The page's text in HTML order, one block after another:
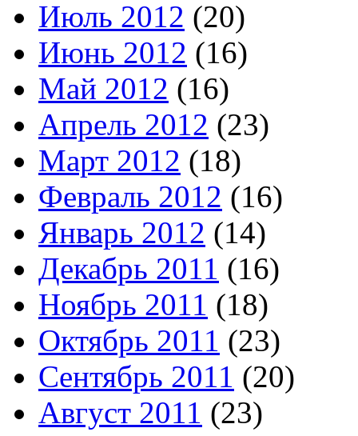
Июль 2012 (20)
Июнь 2012 (16)
Май 2012 (16)
Апрель 2012 (23)
Март 2012 (18)
Февраль 2012 (16)
Январь 2012 (14)
Декабрь 2011 (16)
Ноябрь 2011 (18)
Октябрь 2011 (23)
Сентябрь 2011 (20)
Август 2011 (23)